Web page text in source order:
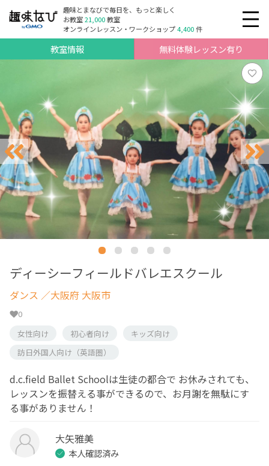
趣味とまなびで毎日を、もっと楽しく
お教室21,000教室
オンラインレッスン・ワークショップ4,400件
教室情報 無料体験レッスン有り
ディーシーフィールドバレエスクール
ダンス ／大阪府 大阪市
0
女性向け
初心者向け
キッズ向け
訪日外国人向け（英語圏）
d.c.field Ballet Schoolは生徒の都合で お休みされても、
レッスンを振替える事ができるので、お月謝を無駄にす
る 事がありません！
大矢雅美
本人確認済み